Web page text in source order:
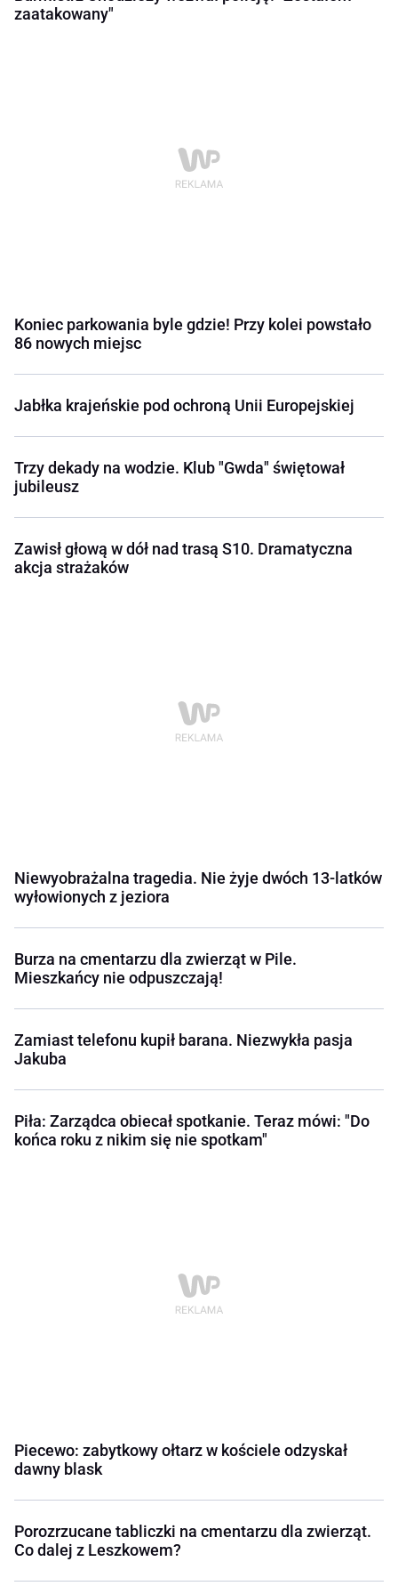
zaatakowany"
Koniec parkowania byle gdzie! Przy kolei powstało
86 nowych miejsc
Jabłka krajeńskie pod ochroną Unii Europejskiej
Trzy dekady na wodzie. Klub "Gwda" świętował
jubileusz
Zawisł głową w dół nad trasą S10. Dramatyczna
akcja strażaków
Niewyobrażalna tragedia. Nie żyje dwóch 13-latków
wyłowionych z jeziora
Burza na cmentarzu dla zwierząt w Pile.
Mieszkańcy nie odpuszczają!
Zamiast telefonu kupił barana. Niezwykła pasja
Jakuba
Piła: Zarządca obiecał spotkanie. Teraz mówi: "Do
końca roku z nikim się nie spotkam"
Piecewo: zabytkowy ołtarz w kościele odzyskał
dawny blask
Porozrzucane tabliczki na cmentarzu dla zwierząt.
Co dalej z Leszkowem?